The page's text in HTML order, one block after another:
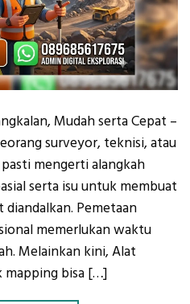
Mudah serta Cepat –
surveyor, teknisi, atau
mengerti alangkah
serta isu untuk membuat
Pemetaan
memerlukan waktu
Melainkan kini, Alat
mapping bisa […]